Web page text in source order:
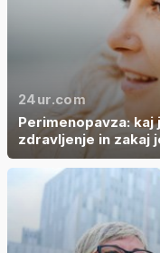
24ur.com
Perimenopavza:
zdravljenje in zakaj